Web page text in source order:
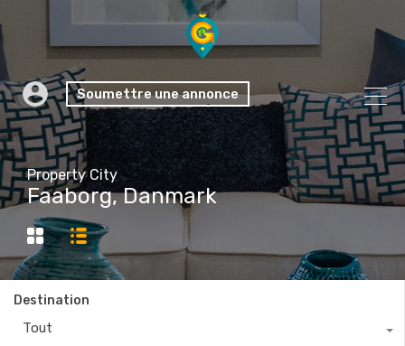
Soumettre une annonce
Property City
Faaborg, Danmark
Destination
Tout